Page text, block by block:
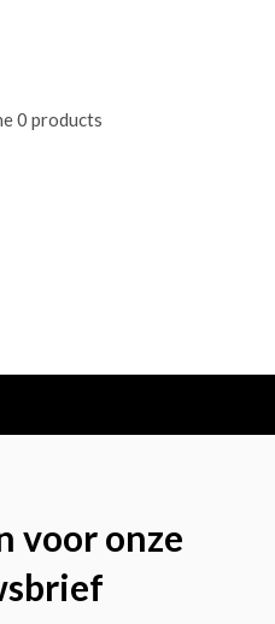
0 products
voor onze